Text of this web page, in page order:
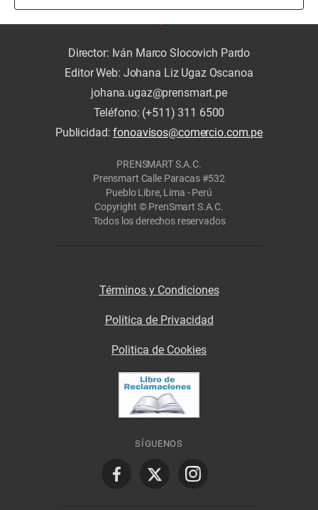
Director: Iván Marco Slocovich Pardo
Editor Web: Johana Liz Ugaz Oscanoa
johana.ugaz@prensmart.pe
Teléfono: (+511) 311 6500
Publicidad:fonoavisos@comercio.com.pe
PRENSMART S.A.C.
Prensmart Calle Paracas #532
Pueblo Libre, Lima - Perú
Copyright © PrenSmart S.A.C.
Todos los derechos reservados
Términos y Condiciones
Política de Privacidad
Politica de Cookies
SÍGUENOS